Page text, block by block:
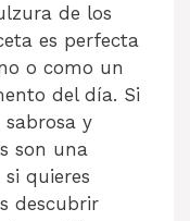
de los
es perfecta
o como un
del día. Si
y
son una
si quieres
descubrir